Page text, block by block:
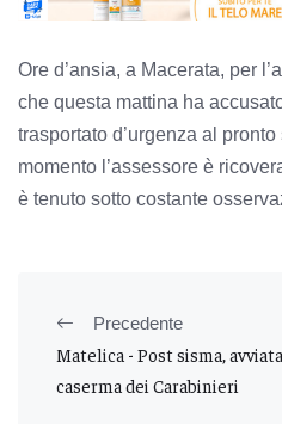
Ore d’ansia, a Macerata, per
che questa mattina ha
trasportato d’urgenza al
momento l’assessore è
è tenuto sotto costante
Precedente
Matelica - Post sisma,
caserma dei Carabinieri